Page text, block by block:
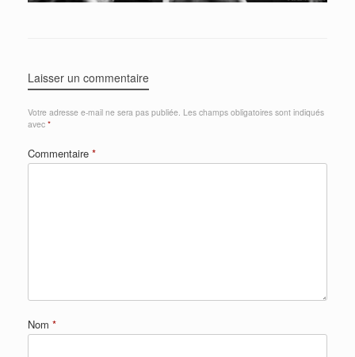
Laisser un commentaire
Votre adresse e-mail ne sera pas publiée. Les champs obligatoires sont indiqués
avec *
Commentaire *
Nom *